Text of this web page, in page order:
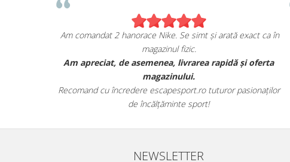
Am comandat 2 hanorace Nike. Se simt și arată exact ca în
magazinul fizic.
Am apreciat, de asemenea, livrarea rapidă și oferta
magazinului.
Recomand cu încredere escapesport.ro tuturor pasionaților
de încălțăminte sport!
NEWSLETTER